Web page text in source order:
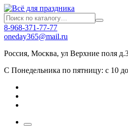
8-968-371-77-77
oneday365@mail.ru
Россия, Москва, ул Верхние поля
С Понедельника по пятницу: с 10